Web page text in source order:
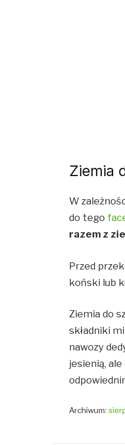
Ziemia
W
do tego
razem z
Przed
koński lub
Ziemia do
składniki
nawozy
jesienią,
Archiwum: